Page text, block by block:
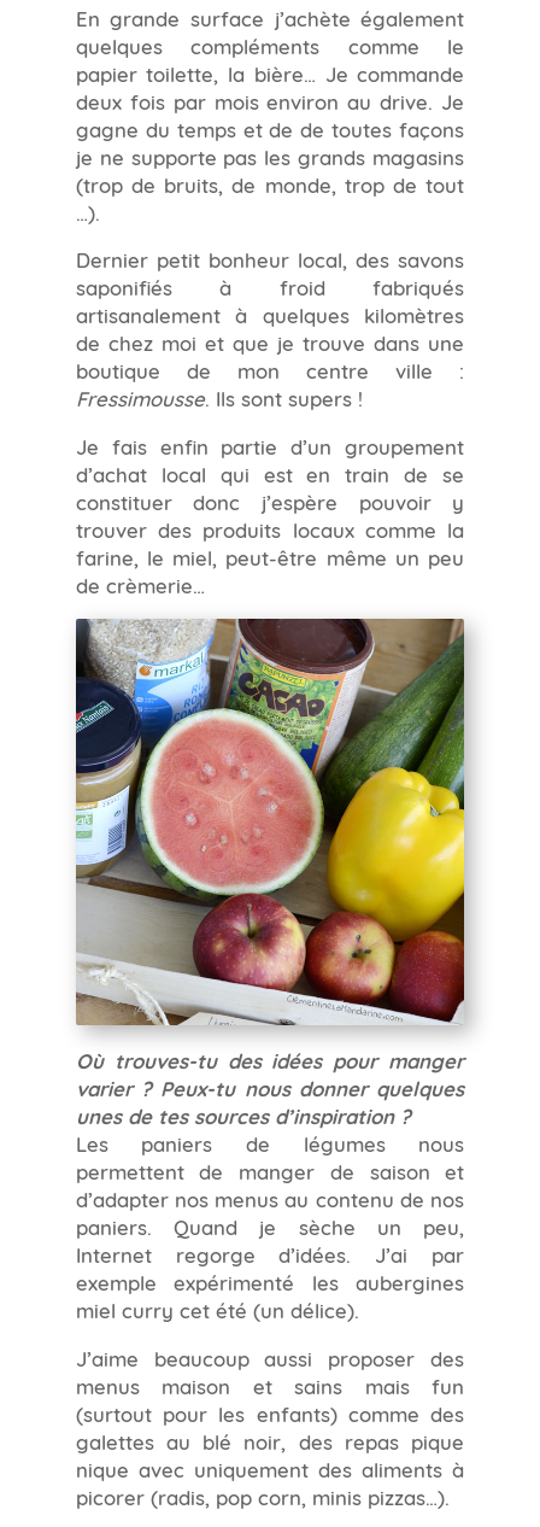
En grande surface j’achète également
quelques compléments comme le
papier toilette, la bière… Je commande
deux fois par mois environ au drive. Je
gagne du temps et de de toutes façons
je ne supporte pas les grands magasins
(trop de bruits, de monde, trop de tout
…).
Dernier petit bonheur local, des savons
saponifiés à froid fabriqués
artisanalement à quelques kilomètres
de chez moi et que je trouve dans une
boutique de mon centre ville :
Fressimousse. Ils sont supers !
Je fais enfin partie d’un groupement
d’achat local qui est en train de se
constituer donc j’espère pouvoir y
trouver des produits locaux comme la
farine, le miel, peut-être même un peu
de crèmerie…
Où trouves-tu des idées pour manger
varier ? Peux-tu nous donner quelques
unes de tes sources d’inspiration ?
Les paniers de légumes nous
permettent de manger de saison et
d’adapter nos menus au contenu de nos
paniers. Quand je sèche un peu,
Internet regorge d’idées. J’ai par
exemple expérimenté les aubergines
miel curry cet été (un délice).
J’aime beaucoup aussi proposer des
menus maison et sains mais fun
(surtout pour les enfants) comme des
galettes au blé noir, des repas pique
nique avec uniquement des aliments à
picorer (radis, pop corn, minis pizzas…).